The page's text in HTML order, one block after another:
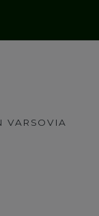
VARSOVIA